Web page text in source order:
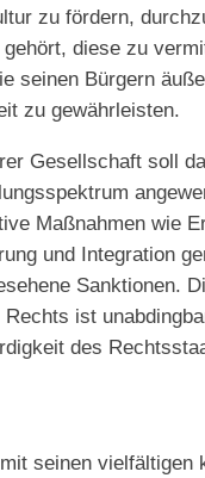
zu fördern,
diese zu
seinen Bürgern
zu gewährleisten.
Gesellschaft soll
Maßnahmen wie
und Integration
Sanktionen.
Rechts ist
des
seinen vielfältigen